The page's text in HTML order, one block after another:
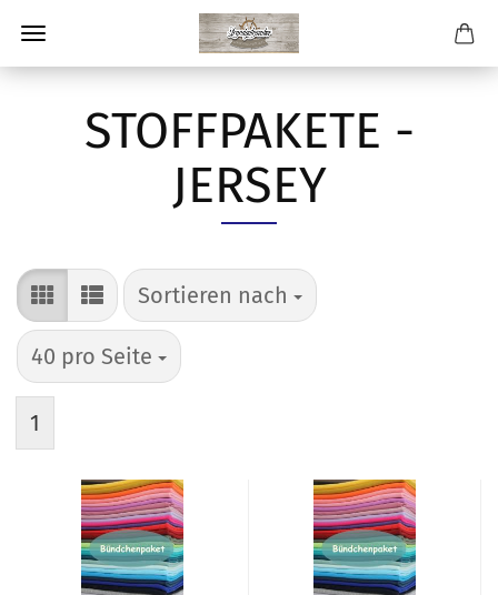
STOFFPAKETE -
JERSEY
Sortieren nach
Sortieren nach
40 pro Seite
pro Seite
1